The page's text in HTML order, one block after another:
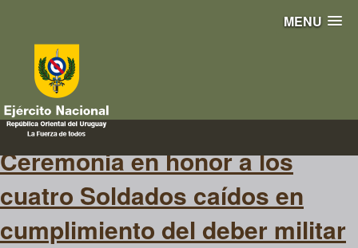
MENU
monolito
Ceremonia en honor a los
cuatro Soldados caídos en
cumplimiento del deber militar